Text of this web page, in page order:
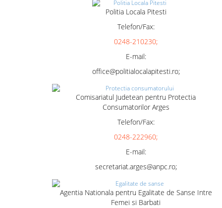
Politia Locala Pitesti
Telefon/Fax:
0248-210230;
E-mail:
office@politialocalapitesti.ro;
Comisariatul Judetean pentru Protectia
Consumatorilor Arges
Telefon/Fax:
0248-222960;
E-mail:
secretariat.arges@anpc.ro;
Agentia Nationala pentru Egalitate de Sanse Intre
Femei si Barbati